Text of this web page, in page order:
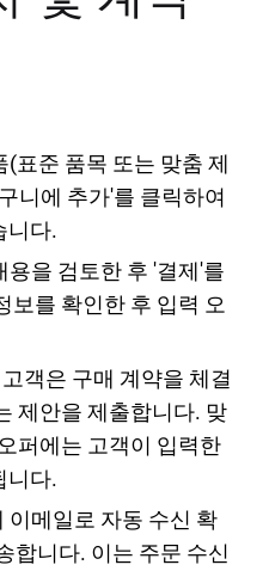
표준 품목 또는 맞춤 제
니에 추가'를 클릭하여
니다.
을 검토한 후 '결제'를
보를 확인한 후 입력 오
객은 구매 계약을 체결
제안을 제출합니다. 맞
퍼에는 고객이 입력한
니다.
이메일로 자동 수신 확
합니다. 이는 주문 수신